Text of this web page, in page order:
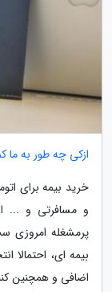
ازکی چه طور به ما
خرید بیمه برای
و مسافرتی و ...
پرمشغله امروزی
بیمه ای،
اضافی و همچنین